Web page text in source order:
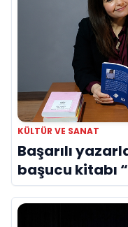
KÜLTÜR VE SANAT
Başarılı
başucu kitabı
yerini aldı